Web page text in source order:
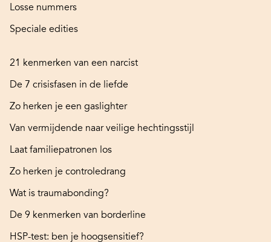
Losse nummers
Speciale edities
21 kenmerken van een narcist
De 7 crisisfasen in de liefde
Zo herken je een gaslighter
Van vermijdende naar veilige hechtingsstijl
Laat familiepatronen los
Zo herken je controledrang
Wat is traumabonding?
De 9 kenmerken van borderline
HSP-test: ben je hoogsensitief?